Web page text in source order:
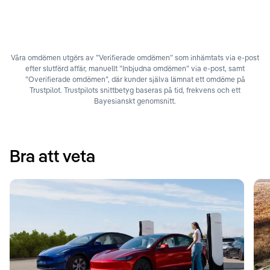
Våra omdömen utgörs av ”Verifierade omdömen” som inhämtats via e-post
efter slutförd affär, manuellt ”Inbjudna omdömen” via e-post, samt
”Overifierade omdömen”, där kunder själva lämnat ett omdöme på
Trustpilot. Trustpilots snittbetyg baseras på tid, frekvens och ett
Bayesianskt genomsnitt.
Bra att veta